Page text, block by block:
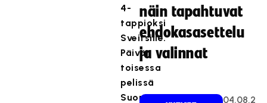
4-
tappioksi
Sveitsille.
Päivän
toisessa
pelissä
Suomen
näin tapahtuvat
ehdokasasettelu
ja valinnat
04.08.2